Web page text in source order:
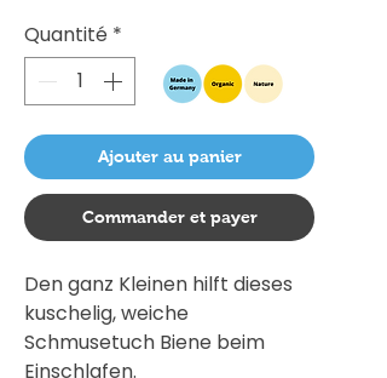
Quantité *
Ajouter au panier
Commander et payer
Den ganz Kleinen hilft dieses
kuschelig, weiche
Schmusetuch Biene beim
Einschlafen.